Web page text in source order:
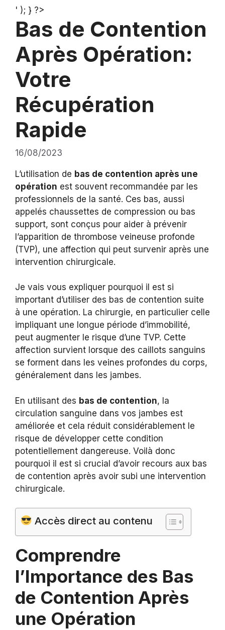
' ); } ?>
Bas de Contention
Après Opération:
Votre
Récupération
Rapide
16/08/2023
L’utilisation de bas de contention après une
opération est souvent recommandée par les
professionnels de la santé. Ces bas, aussi
appelés chaussettes de compression ou bas
support, sont conçus pour aider à prévenir
l’apparition de thrombose veineuse profonde
(TVP), une affection qui peut survenir après une
intervention chirurgicale.
Je vais vous expliquer pourquoi il est si
important d’utiliser des bas de contention suite
à une opération. La chirurgie, en particulier celle
impliquant une longue période d’immobilité,
peut augmenter le risque d’une TVP. Cette
affection survient lorsque des caillots sanguins
se forment dans les veines profondes du corps,
généralement dans les jambes.
En utilisant des bas de contention, la
circulation sanguine dans vos jambes est
améliorée et cela réduit considérablement le
risque de développer cette condition
potentiellement dangereuse. Voilà donc
pourquoi il est si crucial d’avoir recours aux bas
de contention après avoir subi une intervention
chirurgicale.
Accès direct au contenu
Comprendre
l’Importance des Bas
de Contention Après
une Opération